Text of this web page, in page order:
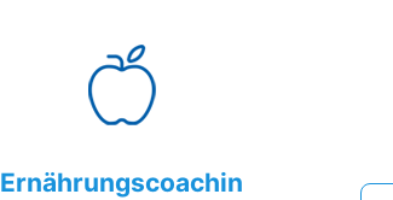
Ernährungscoachin